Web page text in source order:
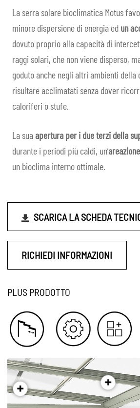
IN EVIDENZA
CONTATTI
IT
La serra solare bioclimatica Motus
minore dispersione di energia ed un
dovuto proprio alla capacità di
raggi solari, che non viene disperso,
goduto anche negli altri ambienti della
risultare acclimatati senza dover
caloriferi o stufe.
La suaapertura per i due terzi della
durante i periodi più caldi, un’
un bioclima interno ottimale.
SCARICA LA SCHEDA
RICHIEDI INFORMAZIONI
PLUS PRODOTTO